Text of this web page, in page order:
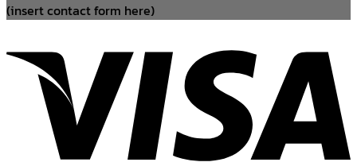
(insert contact form here)